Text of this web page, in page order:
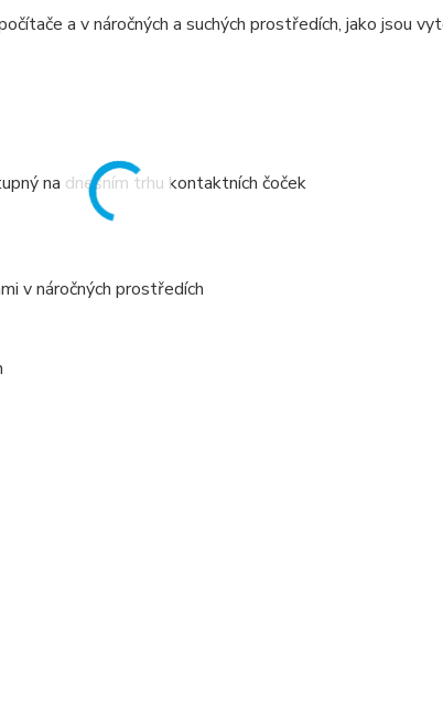
a v náročných a suchých prostředích, jako jsou
na dnešním trhu kontaktních čoček
v náročných prostředích